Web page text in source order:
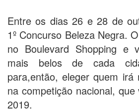
Entre os dias 26 e 28 de
1º Concurso Beleza Negra.
no Boulevard Shopping e
mais belos de cada
para,então, eleger quem irá
na competição nacional,
2019.